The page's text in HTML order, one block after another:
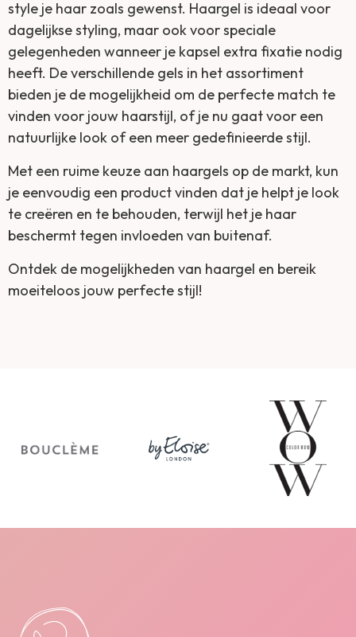
style je haar zoals gewenst. Haargel is ideaal voor
dagelijkse styling, maar ook voor speciale
gelegenheden wanneer je kapsel extra fixatie nodig
heeft. De verschillende gels in het assortiment
bieden je de mogelijkheid om de perfecte match te
vinden voor jouw haarstijl, of je nu gaat voor een
natuurlijke look of een meer gedefinieerde stijl.
Met een ruime keuze aan haargels op de markt, kun
je eenvoudig een product vinden dat je helpt je look
te creëren en te behouden, terwijl het je haar
beschermt tegen invloeden van buitenaf.
Ontdek de mogelijkheden van haargel en bereik
moeiteloos jouw perfecte stijl!